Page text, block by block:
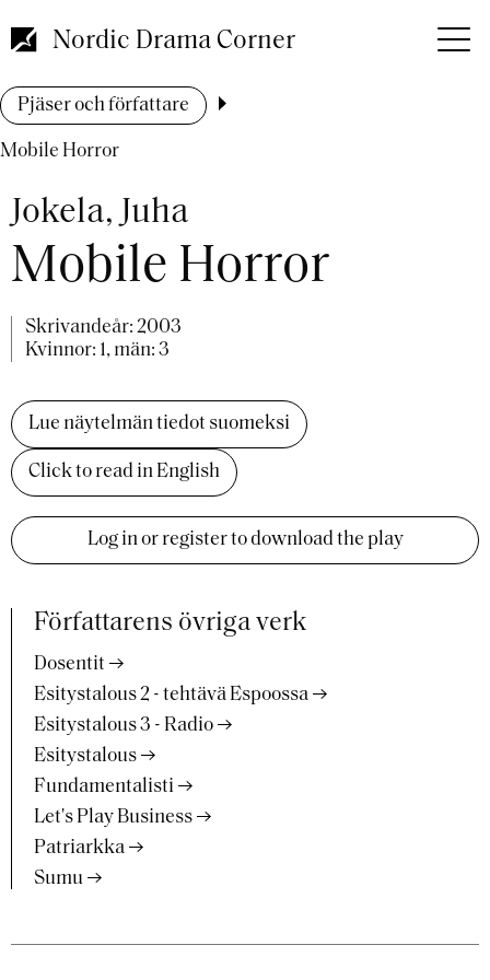
till
huvudinnehåll
Nordic Drama Corner
Länkstig
Pjäser och författare
Mobile Horror
Jokela, Juha
Mobile Horror
Skrivandeår: 2003
Kvinnor: 1, män: 3
Lue näytelmän tiedot suomeksi
Click to read in English
Log in or register to download the play
Författarens övriga verk
Dosentit
Esitystalous 2 - tehtävä Espoossa
Esitystalous 3 - Radio
Esitystalous
Fundamentalisti
Let's Play Business
Patriarkka
Sumu